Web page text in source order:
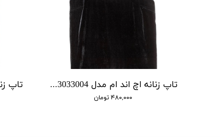
تاپ زنانه اچ اند ام مدل 0503033004
۴۸۰,۰۰۰ تومان